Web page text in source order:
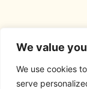
We value
We use cookies
serve